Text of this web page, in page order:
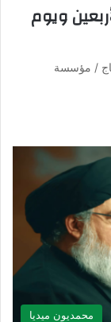
ويوم
/ مؤسسة
محمديون ميديا